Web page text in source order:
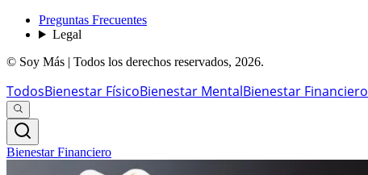
Preguntas Frecuentes
Legal
© Soy Más | Todos los derechos reservados, 2026.
TodosBienestar FísicoBienestar MentalBienestar Financiero
Bienestar Financiero